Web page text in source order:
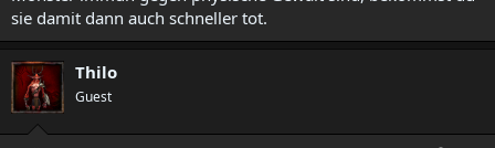
sie damit dann auch schneller tot.
Thilo
Guest